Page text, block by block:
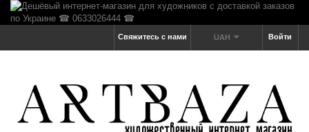
Войти
UAH
Свяжитесь с нами